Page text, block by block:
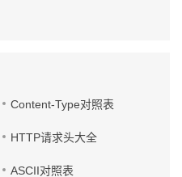
Content-Type对照表
HTTP请求头大全
ASCII对照表